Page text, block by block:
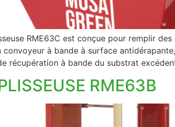
RME63C est conçue pour remplir
convoyeur à bande à surface
récupération à bande du substrat
RME63B